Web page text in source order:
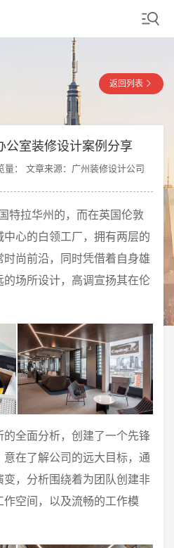
返回列表
室装修设计案例分享
： 文章来源：广州装修设计公司
特拉华州的，而在英国伦敦
心的白领工厂，拥有两层的
时尚前沿，同时凭借着自身雄
场所设计，高调宣扬其在伦
全面分析，创建了一个先锋
在了解公司的远大目标，通
，分析围绕着为团队创建非
空间，以及流畅的工作模